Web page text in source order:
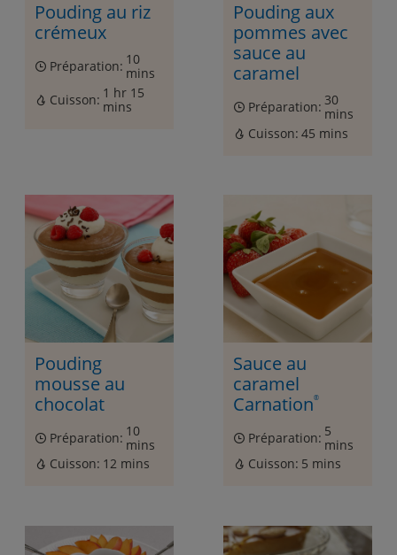
Pouding au riz
crémeux
Préparation: 10
mins
Cuisson: 1 hr 15
mins
Pouding aux
pommes avec
sauce au
caramel
Préparation: 30
mins
Cuisson: 45 mins
Pouding
mousse au
chocolat
Préparation: 10
mins
Cuisson: 12 mins
Sauce au
caramel
Carnation®
Préparation: 5
mins
Cuisson: 5 mins